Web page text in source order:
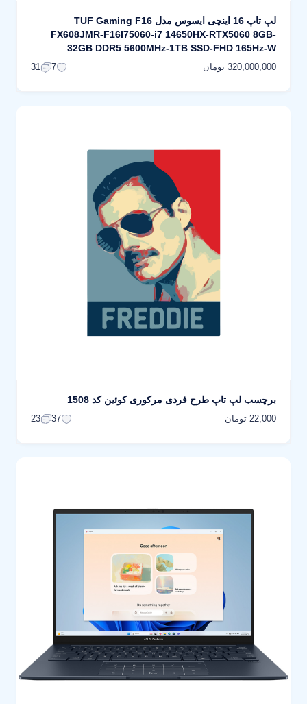
لپ تاپ 16 اینچی ایسوس مدل TUF Gaming F16
FX608JMR-F16I75060-i7 14650HX-RTX5060 8GB-
32GB DDR5 5600MHz-1TB SSD-FHD 165Hz-W
320,000,000 تومان 7
31
برچسب لپ تاپ طرح فردی مرکوری کوئین کد 1508
22,000 تومان 37
23